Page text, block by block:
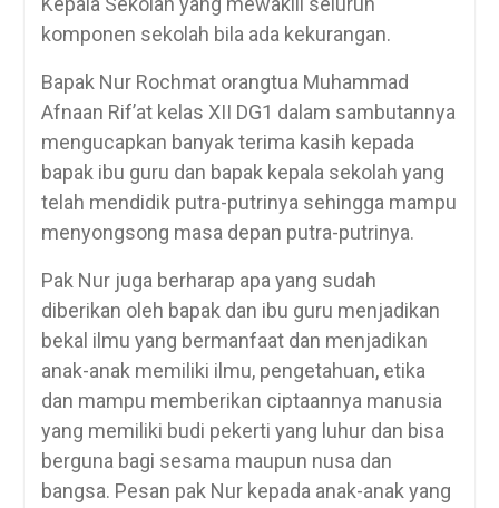
komponen sekolah bila ada kekurangan.
Bapak Nur Rochmat orangtua Muhammad
Afnaan Rif’at kelas XII DG1 dalam sambutannya
mengucapkan banyak terima kasih kepada
bapak ibu guru dan bapak kepala sekolah yang
telah mendidik putra-putrinya sehingga mampu
menyongsong masa depan putra-putrinya.
Pak Nur juga berharap apa yang sudah
diberikan oleh bapak dan ibu guru menjadikan
bekal ilmu yang bermanfaat dan menjadikan
anak-anak memiliki ilmu, pengetahuan, etika
dan mampu memberikan ciptaannya manusia
yang memiliki budi pekerti yang luhur dan bisa
berguna bagi sesama maupun nusa dan
bangsa. Pesan pak Nur kepada anak-anak yang